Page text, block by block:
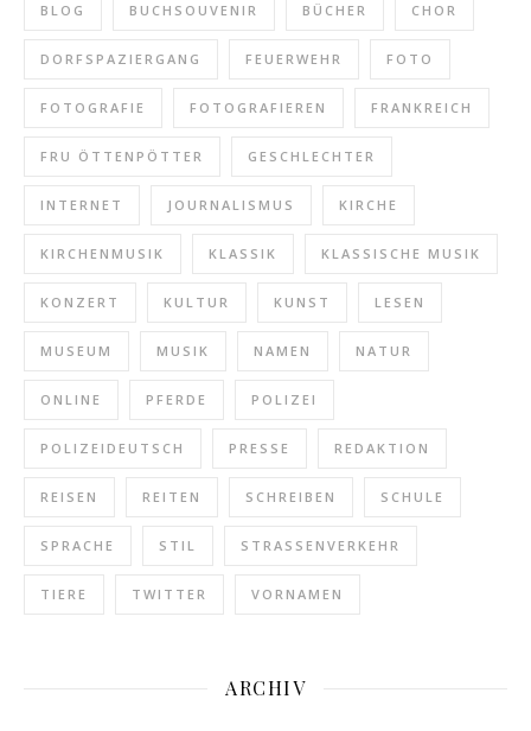
BLOG BUCHSOUVENIR BÜCHER CHOR
DORFSPAZIERGANG FEUERWEHR FOTO
FOTOGRAFIE FOTOGRAFIEREN FRANKREICH
FRU ÖTTENPÖTTER GESCHLECHTER
INTERNET JOURNALISMUS KIRCHE
KIRCHENMUSIK KLASSIK KLASSISCHE MUSIK
KONZERT KULTUR KUNST LESEN
MUSEUM MUSIK NAMEN NATUR
ONLINE PFERDE POLIZEI
POLIZEIDEUTSCH PRESSE REDAKTION
REISEN REITEN SCHREIBEN SCHULE
SPRACHE STIL STRASSENVERKEHR
TIERE TWITTER VORNAMEN
ARCHIV